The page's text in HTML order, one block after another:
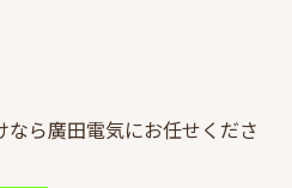
ら廣田電気にお任せくださ